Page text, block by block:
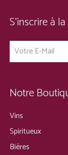
S’inscrire à
Notre
Vins
Spiritueux
Bières